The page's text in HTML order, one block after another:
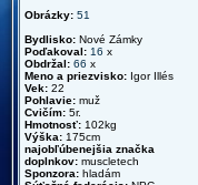
Obrázky: 51
Bydlisko: Nové Zámky
Poďakoval: 16 x
Obdržal: 66 x
Meno a priezvisko: Igor Illés
Vek: 22
Pohlavie: muž
Cvičím: 5r.
Hmotnosť: 102kg
Výška: 175cm
najobľúbenejšia značka
doplnkov: muscletech
Sponzora: hladám